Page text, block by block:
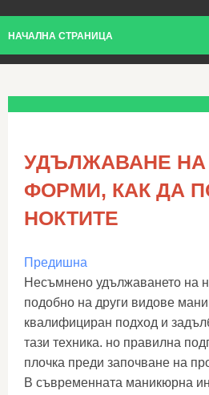
НАЧАЛНА СТРАНИЦА
УДЪЛЖАВАНЕ НА
ФОРМИ, КАК ДА
НОКТИТЕ
Предишна
Несъмнено удължаването на
подобно на други видове
квалифициран подход и
тази техника. но правилна
плочка преди започване на
В съвременната маникюрна